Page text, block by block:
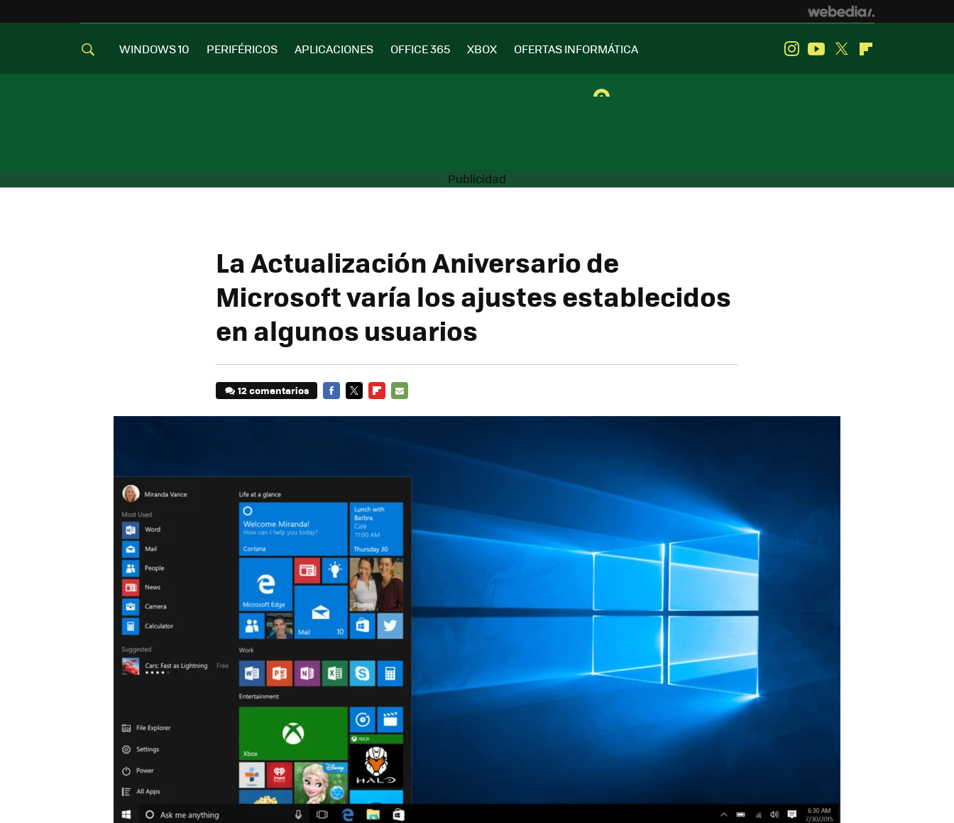
WINDOWS 10 PERIFÉRICOS APLICACIONES OFFICE 365 XBOX OFERTAS INFORMÁTICA InstagramYoutube
Twitter
La Actualización Aniversario de
Microsoft varía los ajustes establecidos
en algunos usuarios
12 comentarios